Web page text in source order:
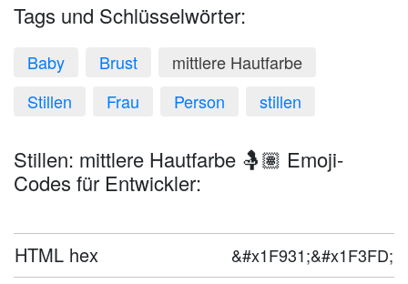
Tags und Schlüsselwörter:
Baby Brust
mittlere Hautfarbe
Stillen
Frau Person stillen
Stillen: mittlere Hautfarbe 🤱🏽 Emoji-
Codes für Entwickler:
HTML hex &#x1F931;&#x1F3FD;